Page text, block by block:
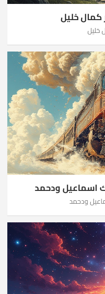
كمال خليل
خليل
اسماعيل ودحمد
ودحمد